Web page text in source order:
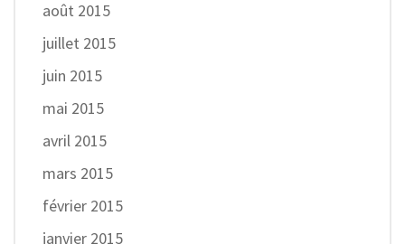
août 2015
juillet 2015
juin 2015
mai 2015
avril 2015
mars 2015
février 2015
janvier 2015